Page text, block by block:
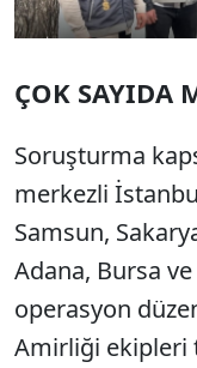
ÇOK SAYIDA
Soruşturma
merkezli
Samsun,
Adana, Bursa ve
operasyon
Amirliği ekipleri